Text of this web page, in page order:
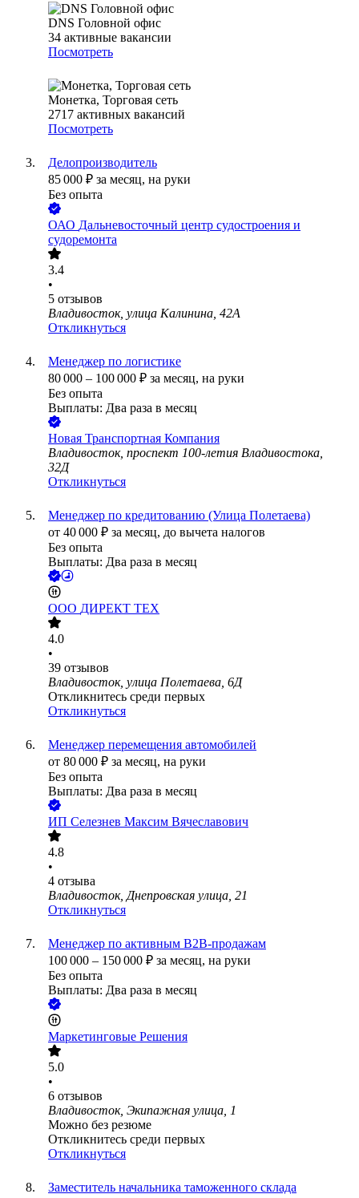
DNS Головной офис
34 активные вакансии
Посмотреть
Монетка, Торговая сеть
2717 активных вакансий
Посмотреть
Делопроизводитель
85 000 ₽ за месяц, на руки
Без опыта
ОАО Дальневосточный центр судостроения и
судоремонта
3.4
•
5 отзывов
Владивосток, улица Калинина, 42А
Откликнуться
Менеджер по логистике
80 000 – 100 000 ₽ за месяц, на руки
Без опыта
Выплаты: Два раза в месяц
Новая Транспортная Компания
Владивосток, проспект 100-летия Владивостока,
32Д
Откликнуться
Менеджер по кредитованию (Улица Полетаева)
от 40 000 ₽ за месяц, до вычета налогов
Без опыта
Выплаты: Два раза в месяц
ООО ДИРЕКТ ТЕХ
4.0
•
39 отзывов
Владивосток, улица Полетаева, 6Д
Откликнитесь среди первых
Откликнуться
Менеджер перемещения автомобилей
от 80 000 ₽ за месяц, на руки
Без опыта
Выплаты: Два раза в месяц
ИП Селезнев Максим Вячеславович
4.8
•
4 отзыва
Владивосток, Днепровская улица, 21
Откликнуться
Менеджер по активным B2B-продажам
100 000 – 150 000 ₽ за месяц, на руки
Без опыта
Выплаты: Два раза в месяц
Маркетинговые Решения
5.0
•
6 отзывов
Владивосток, Экипажная улица, 1
Можно без резюме
Откликнитесь среди первых
Откликнуться
Заместитель начальника таможенного склада